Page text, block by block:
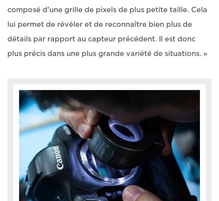
composé d'une grille de pixels de plus petite taille. Cela
lui permet de révéler et de reconnaître bien plus de
détails par rapport au capteur précédent. Il est donc
plus précis dans une plus grande variété de situations. »